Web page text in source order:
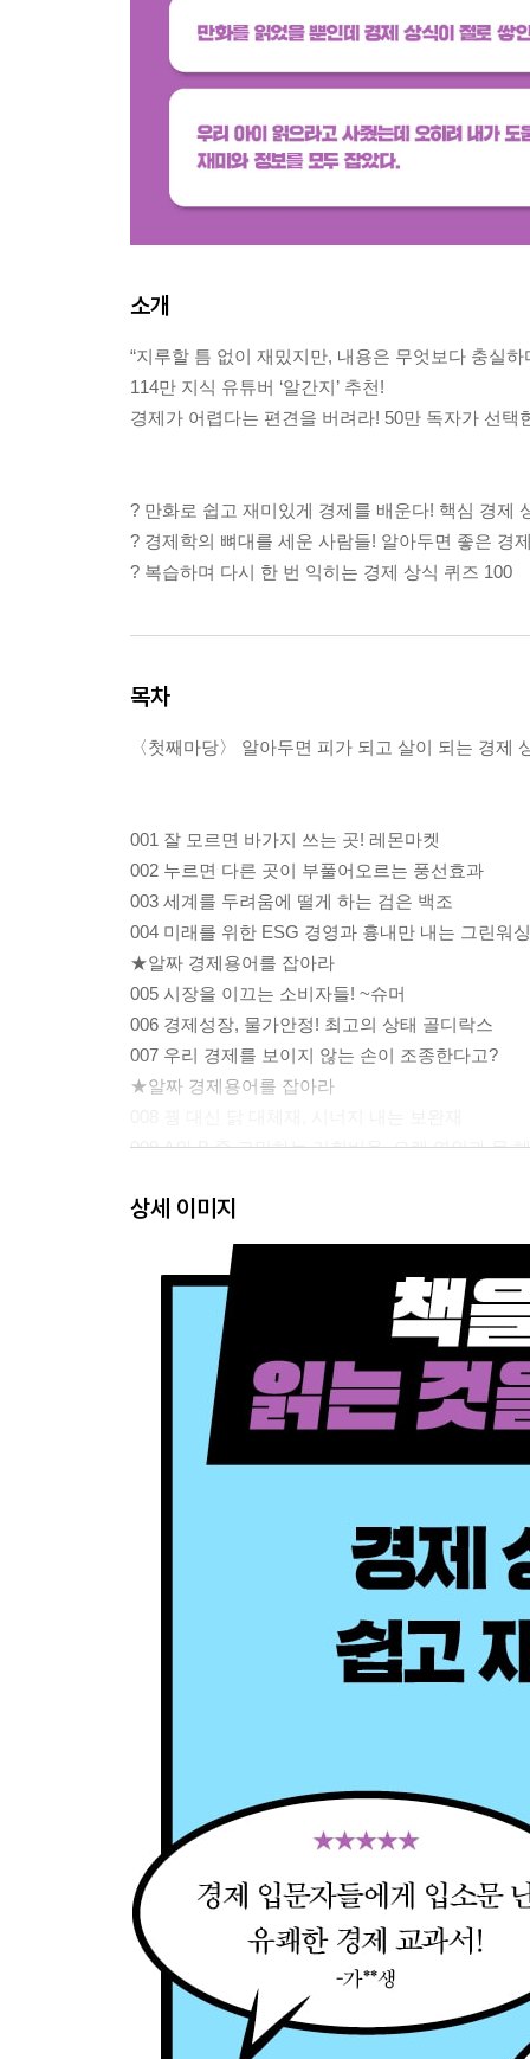
소개
“지루할 틈 없이 재밌지만, 내용은 무엇보다 충실하
114만 지식 유튜버 ‘알간지’ 추천!
경제가 어렵다는 편견을 버려라! 50만 독자가 선택
? 만화로 쉽고 재미있게 경제를 배운다! 핵심 경제
? 경제학의 뼈대를 세운 사람들! 알아두면 좋은 경
? 복습하며 다시 한 번 익히는 경제 상식 퀴즈 100
목차
〈첫째마당〉 알아두면 피가 되고 살이 되는 경제
001 잘 모르면 바가지 쓰는 곳! 레몬마켓
002 누르면 다른 곳이 부풀어오르는 풍선효과
003 세계를 두려움에 떨게 하는 검은 백조
004 미래를 위한 ESG 경영과 흉내만 내는 그린워싱
★알짜 경제용어를 잡아라
005 시장을 이끄는 소비자들! ~슈머
006 경제성장, 물가안정! 최고의 상태 골디락스
007 우리 경제를 보이지 않는 손이 조종한다고?
★알짜 경제용어를 잡아라
009 A와 B 중 고민하는 기회비용, 오랜 연인과 못
★알짜 경제용어를 잡아라
011 비쌀수록 잘 팔리는 베블런 효과가 20:80의 파
012 인터넷은 점점 진화한다! 웹 3.0
013 독감, 범죄도 미리 예방한다! 인간을 분석하는
014 내 집은 깨끗하게, 공공화장실은 더럽게 쓰는
★알짜 경제용어를 잡아라
015 나라 경제의 가계부 국제수지, 순이익은 경상
016 사람 기준의 GNP보다 장소 기준의 GDP가 대
017 일반인도 경제를 전망한다! 단칸지수, 소비자
019 경제의 기본 원소인 돈, 부채가 있어야 존재한
020 화폐 단위가 바뀌면 물가가 오른다? 리디노미
022 주식으로 하는 공격과 방어의 향연, 적대적
〈둘째마당〉 이야기로 읽는 경제 흐름
023 반도체 설계만 하는 팹리스와 제조만 하는 파
024 유연한 일자리 긱 이코노미
025 돈은 돈인데 만질 수 없는 돈 디지털 화폐
★알짜 경제용어를 잡아라
026 가상과 현실이 공존하는 메타버스
상세 이미지